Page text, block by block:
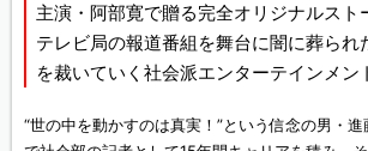
主演・阿部寛で贈る完全オリジナルスト
テレビ局の報道番組を舞台に闇に葬られ
を裁いていく社会派エンターテインメン
“世の中を動かすのは真実！”という信念の男・